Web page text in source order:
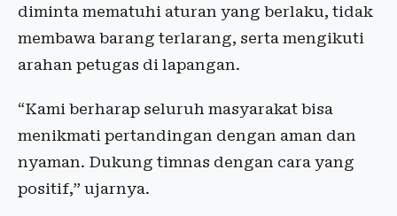
diminta mematuhi aturan yang berlaku, tidak
membawa barang terlarang, serta mengikuti
arahan petugas di lapangan.
“Kami berharap seluruh masyarakat bisa
menikmati pertandingan dengan aman dan
nyaman. Dukung timnas dengan cara yang
positif,” ujarnya.